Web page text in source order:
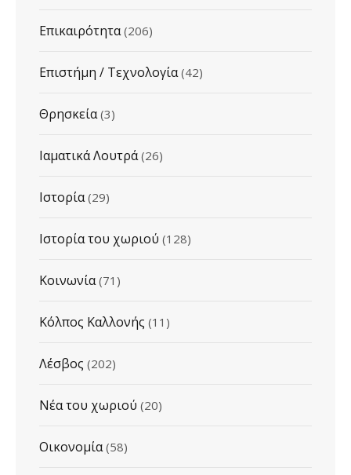
Επικαιρότητα (206)
Επιστήμη / Τεχνολογία (42)
Θρησκεία (3)
Ιαματικά Λουτρά (26)
Ιστορία (29)
Ιστορία του χωριού (128)
Κοινωνία (71)
Κόλπος Καλλονής (11)
Λέσβος (202)
Νέα του χωριού (20)
Οικονομία (58)